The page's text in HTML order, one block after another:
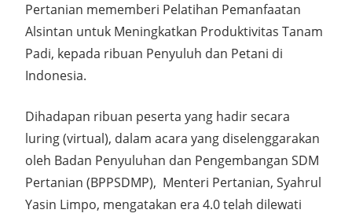
Pertanian mememberi Pelatihan Pemanfaatan
Alsintan untuk Meningkatkan Produktivitas Tanam
Padi, kepada ribuan Penyuluh dan Petani di
Indonesia.
Dihadapan ribuan peserta yang hadir secara
luring (virtual), dalam acara yang diselenggarakan
oleh Badan Penyuluhan dan Pengembangan SDM
Pertanian (BPPSDMP), Menteri Pertanian, Syahrul
Yasin Limpo, mengatakan era 4.0 telah dilewati